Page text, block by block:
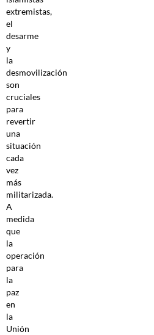
extremistas,
el
desarme
y
la
desmovilización
son
cruciales
para
revertir
una
situación
cada
vez
más
militarizada.
A
medida
que
la
operación
para
la
paz
en
la
Unión